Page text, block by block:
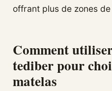
offrant plus de zones
Comment
tediber pour
matelas